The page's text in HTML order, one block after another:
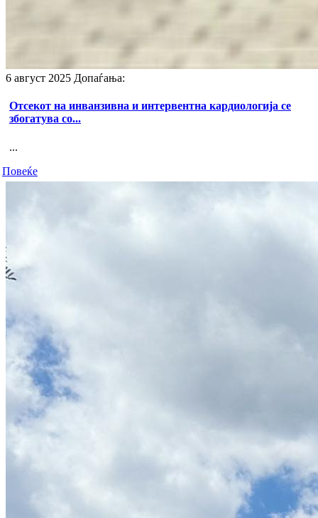
6 август 2025 Допаѓања:
Отсекот на инванзивна и интервентна кардиологија се
збогатува со...
...
Повеќе